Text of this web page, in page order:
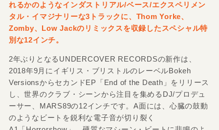
れるかのようなインダストリアル/ベース/エクスペリメン
タル・イマジナリーな3トラックに、Thom Yorke、
Zomby、Low Jackのリミックスを収録したスペシャル特
別な12インチ。
2年ぶりとなるUNDERCOVER RECORDSの新作は、
2018年9月にイギリス・ブリストルのレーベルBokeh
VersionsからセカンドEP「End of the Death」をリリース
し、世界のクラブ・シーンから注目を集めるDJ/プロデュ
ーサー、MARS89の12インチです。A面には、心臓の鼓動
のようなビートを鋭利な電子音が切り裂く